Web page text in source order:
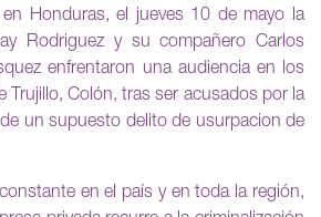
Honduras, el jueves 10 de mayo la
Rodriguez y su compañero Carlos
enfrentaron una audiencia en los
Trujillo, Colón, tras ser acusados por la
un supuesto delito de usurpacion de
en el país y en toda la región,